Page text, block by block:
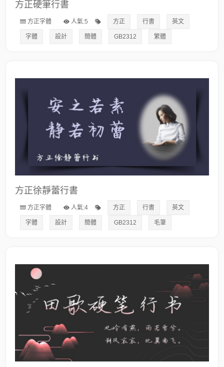
方正硬筆行書
方正字體 人氣:5 方正 行書 英文
字體 設計 簡體 GB2312 繁體
方正徐靜蕾行書
方正字體 人氣:4 方正 行書 英文
字體 設計 簡體 GB2312 毛筆